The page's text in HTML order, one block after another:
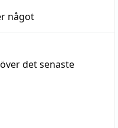
något
det senaste